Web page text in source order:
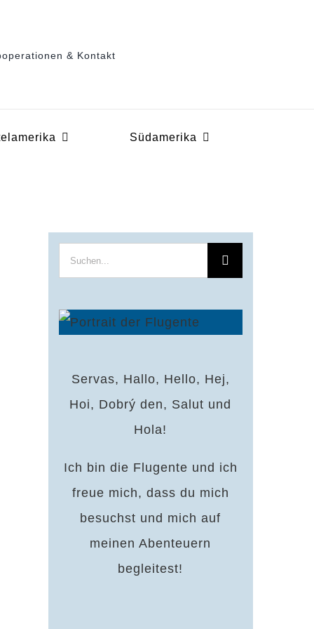
& Kontakt
Südamerika
Suche
nach:
Servas, Hallo, Hello, Hej,
Hoi, Dobrý den, Salut und
Hola!
Ich bin die Flugente und ich
freue mich, dass du mich
besuchst und mich auf
meinen Abenteuern
begleitest!